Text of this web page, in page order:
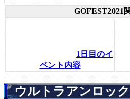
GOFEST2021
1日目のイ
ベント内容
ウルトラアンロッ